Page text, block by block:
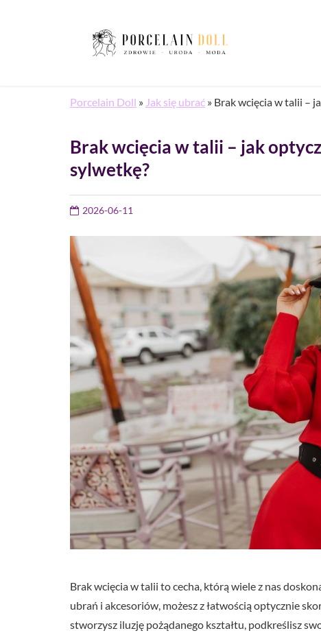
Porcelain Doll » Jak się ubrać » Brak wcięcia w talii –
Brak wcięcia w talii – jak
sylwetkę?
2026-06-11
Brak wcięcia w talii to cecha, którą wiele z nas
ubrań i akcesoriów, możesz z łatwością optycznie
stworzysz iluzję pożądanego kształtu, podkreślisz